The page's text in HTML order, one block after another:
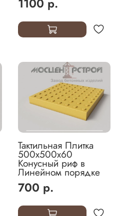
1100 р.
Тактильная Плитка
500х500х60
Конусный риф в
Линейном порядке
700 р.